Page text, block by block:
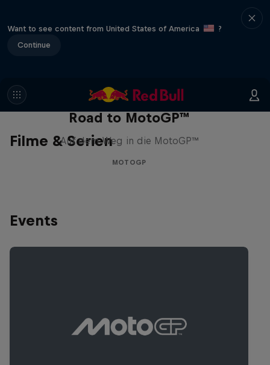
Want to see content from United States of America
?
Continue
Filme & Serien
Road to MotoGP™
Auf dem Weg in die MotoGP™
MOTOGP
Events